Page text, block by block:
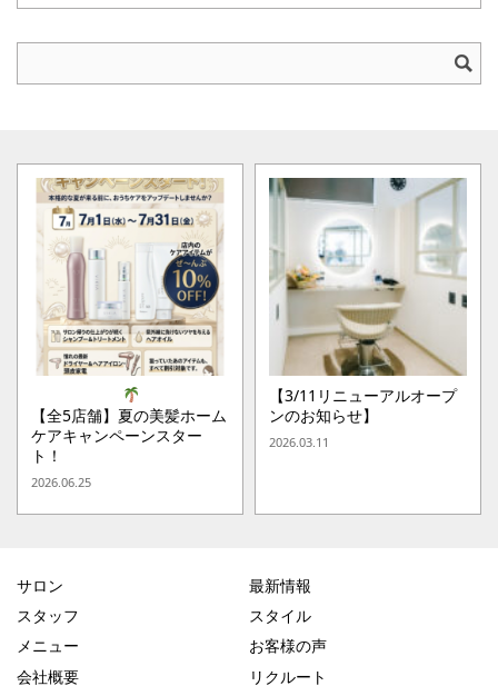
【全5店舗】夏の美髪ホーム
ケアキャンペーンスター
ト！
2026.06.25
【3/11リニューアルオープ
ンのお知らせ】
2026.03.11
サロン
最新情報
スタッフ
スタイル
メニュー
お客様の声
会社概要
リクルート